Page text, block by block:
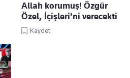
Allah korumuş! Özgür
Özel, İçişleri'ni verecekti
Kaydet